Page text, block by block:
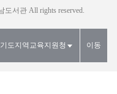
도서관 All rights reserved.
도지역교육지원청 이동